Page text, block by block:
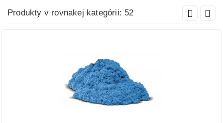
Produkty v rovnakej kategórii: 52